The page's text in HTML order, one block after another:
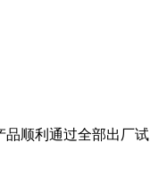
顺利通过全部出厂试